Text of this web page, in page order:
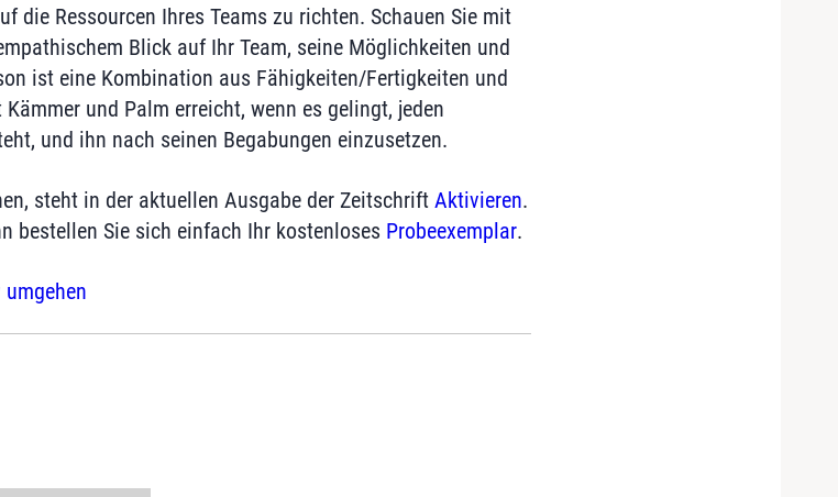
die Ressourcen Ihres Teams zu richten. Schauen Sie mit
Blick auf Ihr Team, seine Möglichkeiten und
ist eine Kombination aus Fähigkeiten/Fertigkeiten und
und Palm erreicht, wenn es gelingt, jeden
und ihn nach seinen Begabungen einzusetzen.
steht in der aktuellen Ausgabe der Zeitschrift Aktivieren.
bestellen Sie sich einfach Ihr kostenloses Probeexemplar.